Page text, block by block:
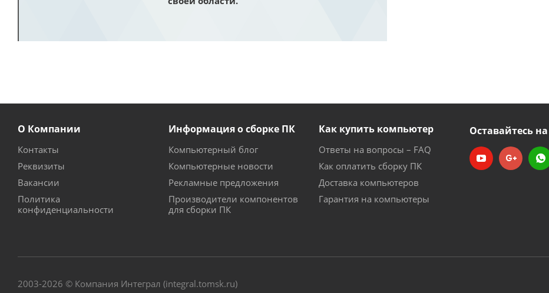
О Компании
Контакты
Реквизиты
Вакансии
Политика
конфиденциальности
Информация о сборке ПК
Компьютерный блог
Компьютерные новости
Рекламные предложения
Производители компонентов
для сборки ПК
Как купить компьютер
Ответы на вопросы – FAQ
Как оплатить сборку ПК
Доставка компьютеров
Гарантия на компьютеры
Оставайтесь
2003-2026 © Компания Интеграл (integral.tomsk.ru)